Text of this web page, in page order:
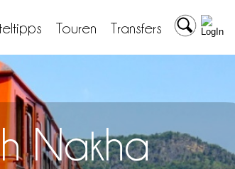
Transfers
Touren
Nakha